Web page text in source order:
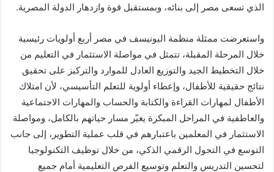
الذي تسعى مصر إلى بنائه، وبمستقبل قوة وازدهار الدولة المصرية.
واستعرضت ممثلة منظمة اليونيسف في مصر أربع أولويات رئيسية
خلال المرحلة المقبلة، تتمثل في مواصلة الاستثمار في التعليم من
خلال التخطيط الجيد والتوزيع العادل للموارد والتركيز على تحقيق
نتائج حقيقية للأطفال، وإعطاء أولوية للتعلم التأسيسي، لأن امتلاك
الأطفال لمهارات القراءة والكتابة والحساب والمهارات الاجتماعية
والعاطفية في المراحل المبكرة يغيّر مسار حياتهم بالكامل، ومواصلة
الاستثمار في المعلمين باعتبارهم في قلب عملية التطوير، إلى جانب
التوسع في التحول الرقمي الذكي، من خلال توظيف التكنولوجيا
لتحسين التدريس والتعلم وتوسيع الفرص التعليمية أمام جميع